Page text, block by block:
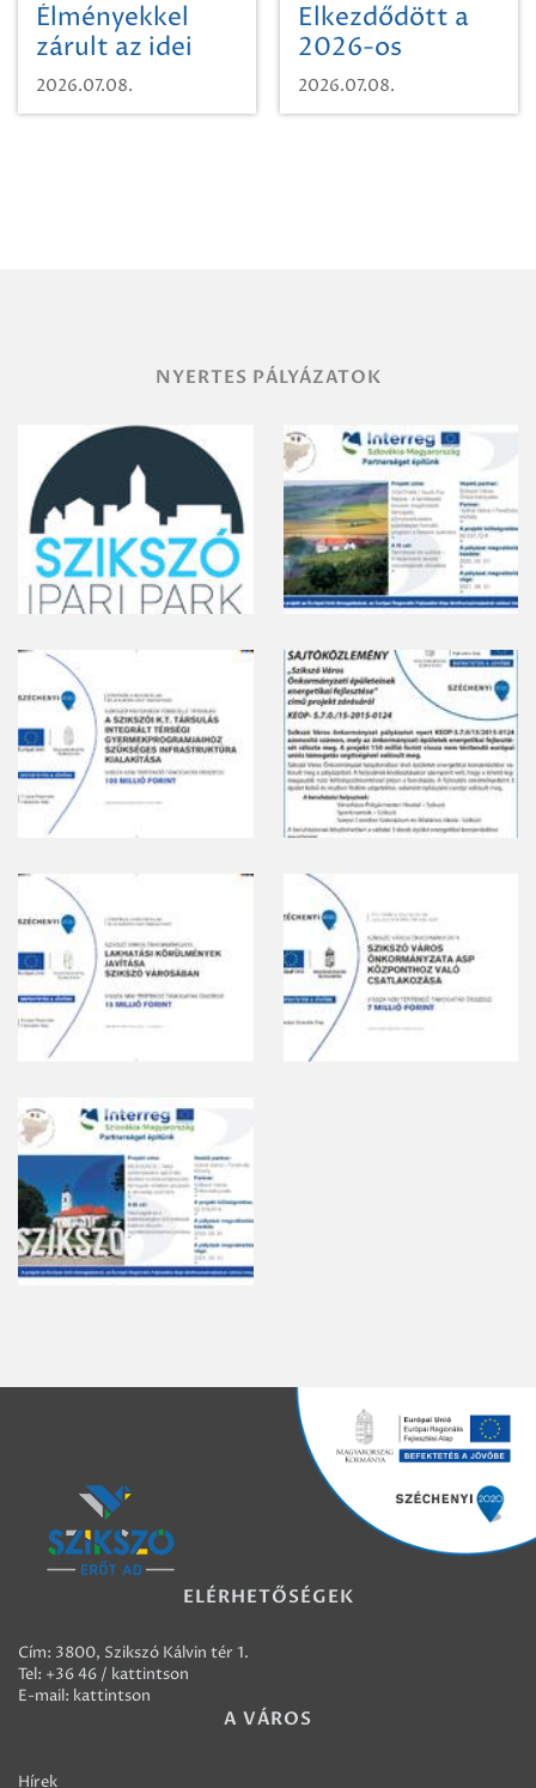
Élményekkel
zárult az idei
sporttábor!
2026.07.08.
Elkezdődött a
2026-os
SpongyaBob
tábor!
2026.07.08.
NYERTES PÁLYÁZATOK
ELÉRHETŐSÉGEK
Cím: 3800, Szikszó Kálvin tér 1.
Tel: +36 46 / kattintson
E-mail: kattintson
A VÁROS
Hírek